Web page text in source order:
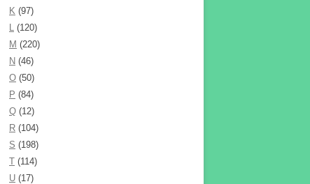
K (97)
L (120)
M (220)
N (46)
O (50)
P (84)
Q (12)
R (104)
S (198)
T (114)
U (17)